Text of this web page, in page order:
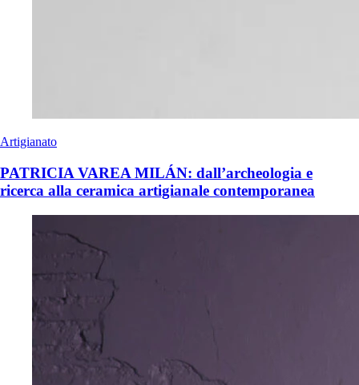
Artigianato
PATRICIA VAREA MILÁN: dall’archeologia e
ricerca alla ceramica artigianale contemporanea